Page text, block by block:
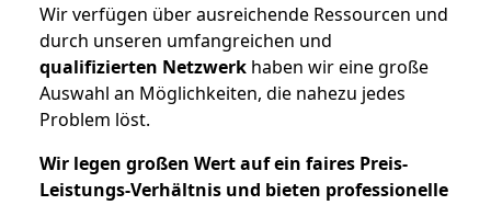
Wir verfügen über ausreichende Ressourcen und
durch unseren umfangreichen und
qualifizierten Netzwerk haben wir eine große
Auswahl an Möglichkeiten, die nahezu jedes
Problem löst.
Wir legen großen Wert auf ein faires Preis-
Leistungs-Verhältnis und bieten professionelle